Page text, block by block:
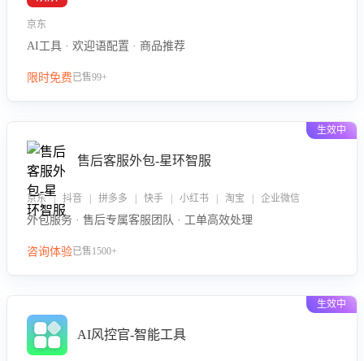
京东
AI工具 · 欢迎语配置 · 商品推荐
限时免费已售99+
生效中
售后客服外包-星环智服
京东 | 抖音 | 拼多多 | 快手 | 小红书 | 淘宝 | 企业微信
外包服务 · 售后专属客服团队 · 工单高效处理
咨询体验已售1500+
生效中
AI风控官-智能工具